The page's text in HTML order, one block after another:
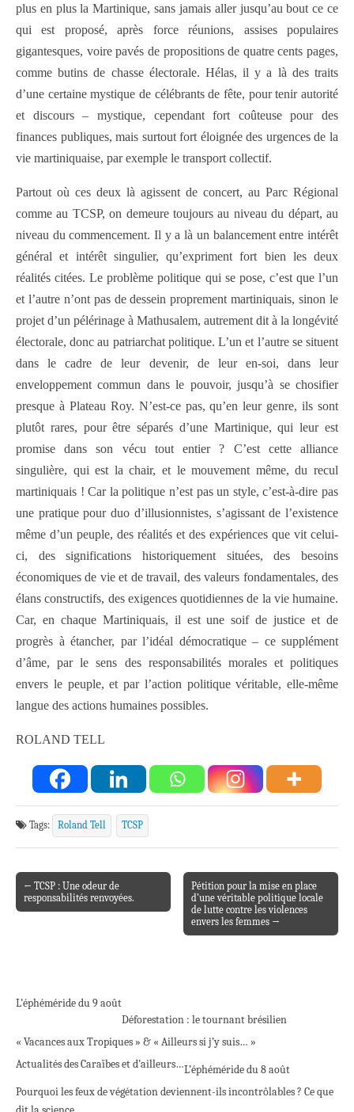
plus en plus la Martinique, sans jamais aller jusqu’au bout ce ce
qui est proposé, après force réunions, assises populaires
gigantesques, voire pavés de propositions de quatre cents pages,
comme butins de chasse électorale. Hélas, il y a là des traits
d’une certaine mystique de célébrants de fête, pour tenir autorité
et discours – mystique, cependant fort coûteuse pour des
finances publiques, mais surtout fort éloignée des urgences de la
vie martiniquaise, par exemple le transport collectif.
Partout où ces deux là agissent de concert, au Parc Régional
comme au TCSP, on demeure toujours au niveau du départ, au
niveau du commencement. Il y a là un balancement entre intérêt
général et intérêt singulier, qu’expriment fort bien les deux
réalités citées. Le problème politique qui se pose, c’est que l’un
et l’autre n’ont pas de dessein proprement martiniquais, sinon le
projet d’un pélérinage à Mathusalem, autrement dit à la longévité
électorale, donc au patriarchat politique. L’un et l’autre se situent
dans le cadre de leur devenir, de leur en-soi, dans leur
enveloppement commun dans le pouvoir, jusqu’à se chosifier
presque à Plateau Roy. N’est-ce pas, qu’en leur genre, ils sont
plutôt rares, pour être séparés d’une Martinique, qui leur est
promise dans son vécu tout entier ? C’est cette alliance
singulière, qui est la chair, et le mouvement même, du recul
martiniquais ! Car la politique n’est pas un style, c’est-à-dire pas
une pratique pour duo d’illusionnistes, s’agissant de l’existence
même d’un peuple, des réalités et des expériences que vit celui-
ci, des significations historiquement situées, des besoins
économiques de vie et de travail, des valeurs fondamentales, des
élans constructifs, des exigences quotidiennes de la vie humaine.
Car, en chaque Martiniquais, il est une soif de justice et de
progrès à étancher, par l’idéal démocratique – ce supplément
d’âme, par le sens des responsabilités morales et politiques
envers le peuple, et par l’action politique véritable, elle-même
langue des actions humaines possibles.
ROLAND TELL
Tags: Roland Tell TCSP
Post navigation
← TCSP : Une odeur de
responsabilités renvoyées.
Pétition pour la mise en place
d’une véritable politique locale
de lutte contre les violences
envers les femmes →
L’éphéméride du 9 août
Déforestation : le tournant brésilien
« Vacances aux Tropiques » & « Ailleurs si j’y suis… »
Actualités des Caraïbes et d’ailleurs…L’éphéméride du 8 août
Pourquoi les feux de végétation deviennent-ils incontrôlables ? Ce que